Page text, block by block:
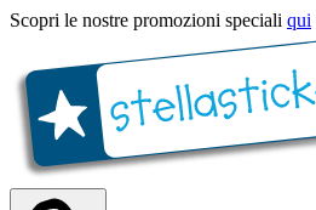
Scopri le nostre promozioni speciali qui